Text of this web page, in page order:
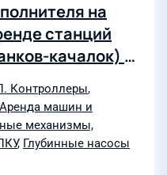
на
станций
качалок) с
их
Контроллеры,
Аренда машин и
механизмы,
, Глубинные насосы